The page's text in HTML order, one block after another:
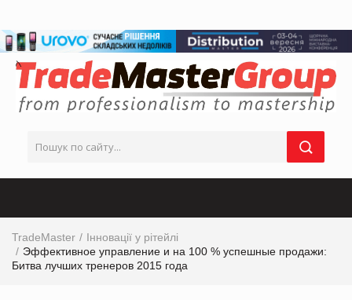
TradeMaster
Інновації у рітейлі
Эффективное управление и на 100 % успешные продажи:
Битва лучших тренеров 2015 года